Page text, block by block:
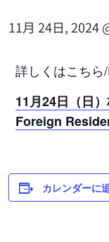
11月 24日, 2024
詳しくはこちら
11月24日（日
Foreign
カレンダーに